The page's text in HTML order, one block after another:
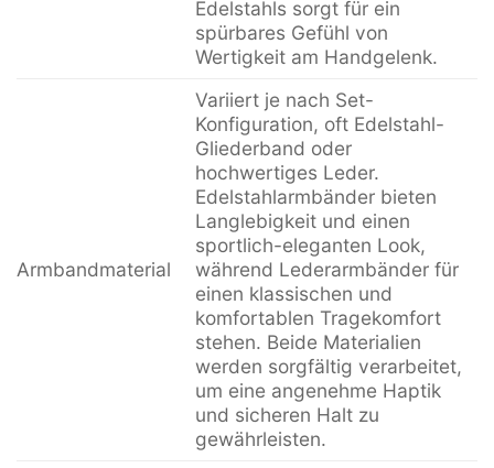
Edelstahls sorgt für ein
spürbares Gefühl von
Wertigkeit am Handgelenk.
Armbandmaterial
Variiert je nach Set-
Konfiguration, oft Edelstahl-
Gliederband oder
hochwertiges Leder.
Edelstahlarmbänder bieten
Langlebigkeit und einen
sportlich-eleganten Look,
während Lederarmbänder für
einen klassischen und
komfortablen Tragekomfort
stehen. Beide Materialien
werden sorgfältig verarbeitet,
um eine angenehme Haptik
und sicheren Halt zu
gewährleisten.